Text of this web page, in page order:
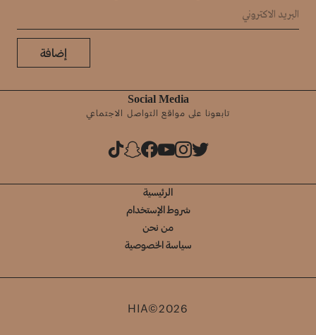
إضافة
Social Media
تابعونا على مواقع التواصل الاجتماعي
الرئيسية
شروط الإستخدام
من نحن
سياسة الخصوصية
HIA©2026